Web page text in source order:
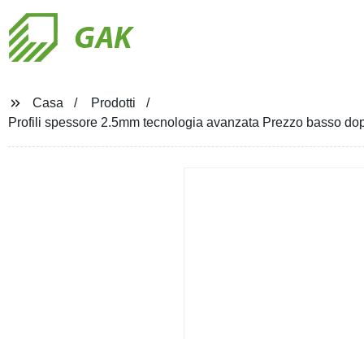
GAK
Casa
Prodotti
Profili spessore 2.5mm tecnologia avanzata Prezzo basso